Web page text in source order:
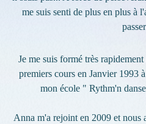
me suis senti de plus en plus à
Je me suis formé très
premiers cours en Janvier 1993
mon école " Rythm'n
Anna m'a rejoint en 2009 et nous